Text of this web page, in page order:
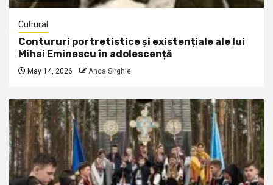
Cultural
Contururi portretistice și existențiale ale lui
Mihai Eminescu în adolescență
May 14, 2026 Anca Sirghie